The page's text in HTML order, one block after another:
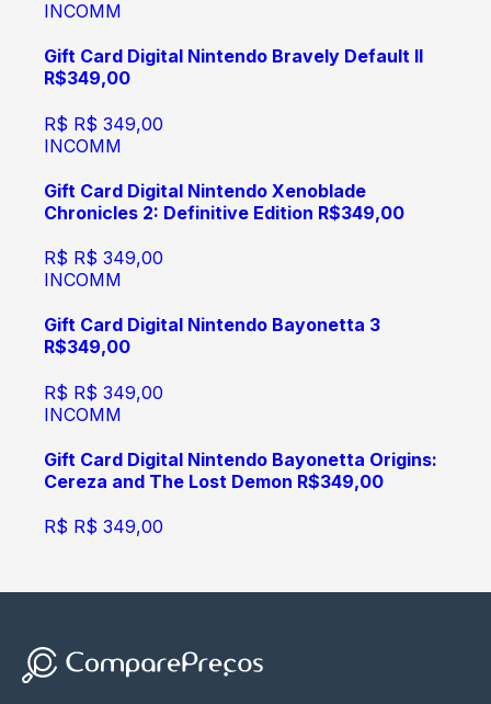
INCOMM
Gift Card Digital Nintendo Bravely Default II
R$349,00
R$ R$ 349,00
INCOMM
Gift Card Digital Nintendo Xenoblade
Chronicles 2: Definitive Edition R$349,00
R$ R$ 349,00
INCOMM
Gift Card Digital Nintendo Bayonetta 3
R$349,00
R$ R$ 349,00
INCOMM
Gift Card Digital Nintendo Bayonetta Origins:
Cereza and The Lost Demon R$349,00
R$ R$ 349,00